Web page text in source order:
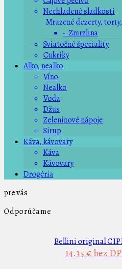
Nechladené sladkosti
Mrazené dezerty,
- Zmrzlina
Sviatočné špeciality
Cukríky
Alko, nealko
Víno
Nealko
Voda
Džus
Zeleninové nápoje
Sirup
Káva, kávovary
Káva
Kávovary
Drogéria
pre vás
Odporúčame
Bellini original
14.35 €bez